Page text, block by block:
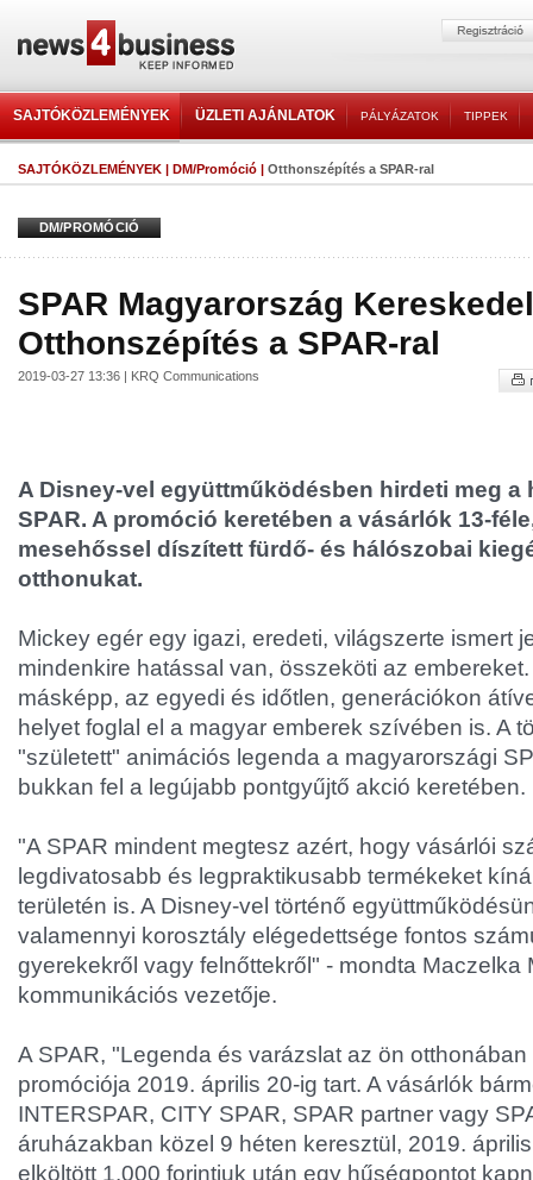
SAJTÓKÖZLEMÉNYEK ÜZLETI AJÁNLATOK PÁLYÁZATOK TIPPEK
SAJTÓKÖZLEMÉNYEK | DM/Promóció | Otthonszépítés a SPAR-ral
DM/PROMÓCIÓ
SPAR Magyarország
Otthonszépítés a SPAR-ral
2019-03-27 13:36 | KRQ Communications
A Disney-vel együttműködésben hirdeti meg a
SPAR. A promóció keretében a vásárlók 13-
mesehőssel díszített fürdő- és hálószobai
otthonukat.
Mickey egér egy igazi, eredeti, világszerte ismert
mindenkire hatással van, összeköti az
másképp, az egyedi és időtlen, generációkon
helyet foglal el a magyar emberek szívében is. A
"született" animációs legenda a magyarországi
bukkan fel a legújabb pontgyűjtő akció keretében.
"A SPAR mindent megtesz azért, hogy vásárlói
legdivatosabb és legpraktikusabb termékeket
területén is. A Disney-vel történő
valamennyi korosztály elégedettsége fontos
gyerekekről vagy felnőttekről" - mondta Maczelka
kommunikációs vezetője.
A SPAR, "Legenda és varázslat az ön
promóciója 2019. április 20-ig tart. A vásárlók
INTERSPAR, CITY SPAR, SPAR partner vagy
áruházakban közel 9 héten keresztül, 2019.
elköltött 1.000 forintjuk után egy hűségpontot